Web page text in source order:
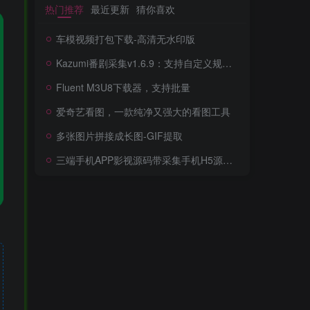
热门推荐 最近更新 猜你喜欢
车模视频打包下载-高清无水印版
Kazumi番剧采集v1.6.9：支持自定义规则+在线观看+弹幕，跨平台下载
Fluent M3U8下载器，支持批量
爱奇艺看图，一款纯净又强大的看图工具
多张图片拼接成长图-GIF提取
三端手机APP影视源码带采集手机H5源码带VIP卡密功能